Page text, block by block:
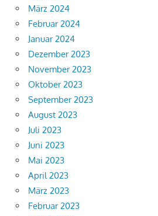
März 2024
Februar 2024
Januar 2024
Dezember 2023
November 2023
Oktober 2023
September 2023
August 2023
Juli 2023
Juni 2023
Mai 2023
April 2023
März 2023
Februar 2023